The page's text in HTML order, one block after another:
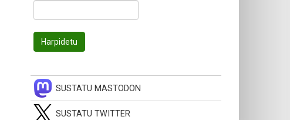
SUSTATU MASTODON
SUSTATU TWITTER